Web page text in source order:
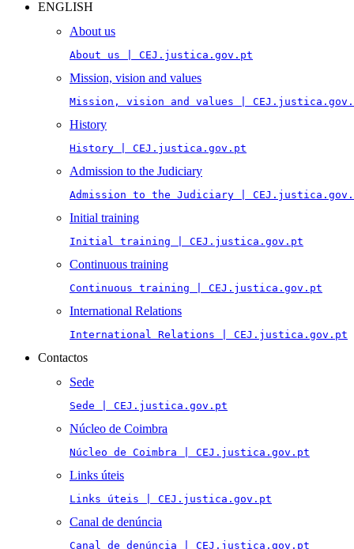
ENGLISH
About us
About us | CEJ.justica.gov.pt
Mission, vision and values
Mission, vision and values |
History
History | CEJ.justica.gov.pt
Admission to the Judiciary
Admission to the Judiciary |
Initial training
Initial training | CEJ.justica.gov.pt
Continuous training
Continuous training | CEJ.justica.gov.pt
International Relations
International Relations | CEJ.justica.gov.pt
Contactos
Sede
Sede | CEJ.justica.gov.pt
Núcleo de Coimbra
Núcleo de Coimbra | CEJ.justica.gov.pt
Links úteis
Links úteis | CEJ.justica.gov.pt
Canal de denúncia
Canal de denúncia | CEJ.justica.gov.pt